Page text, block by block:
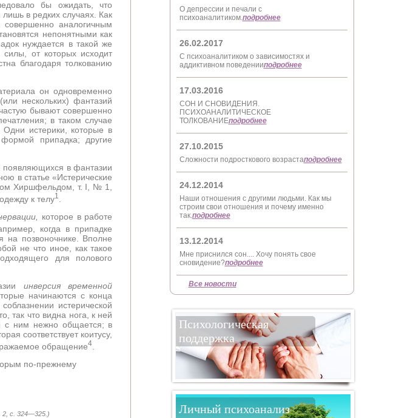
бы ожидать, что
в редких случаях. Как
аналогичным
непонятными как
нуждается в такой же
от которых исходит
благодаря толкованию
он одновременно
нескольких) фантазий
бывают совершенно
в таком случае
истерики, которые в
припадка; другие
появляющихся в фантазии
в статье «Истерические
Хиршфельдом, т. I , № 1,
к телу1
которое в работе
когда в припадке
на позвоночнике. Вполне
не что иное, как такое
для полового
инверсия временной
начинаются с конца
истерической
так что видна нога, к ней
с ним нежно общается; в
соответствует коитусу,
обращение4
по-прежнему
2, с. 324—325.)
О депрессии и печали с
психоаналитиком.подробнее
26.02.2017
С психоаналитиком о зависимостях и
аддиктивном поведенииподробнее
17.03.2016
СОН И СНОВИДЕНИЯ.
ПСИХОАНАЛИТИЧЕСКОЕ
ТОЛКОВАНИЕподробнее
27.10.2015
Сложности подросткового возрастаподробнее
24.12.2014
Наши отношения с другими людьми. Как мы
строим свои отношения и почему именно
так.подробнее
13.12.2014
Мне приснился сон.... Хочу понять свое
сновидение?подробнее
Все новости
Психологическая
поддержка
Личный психоанализ